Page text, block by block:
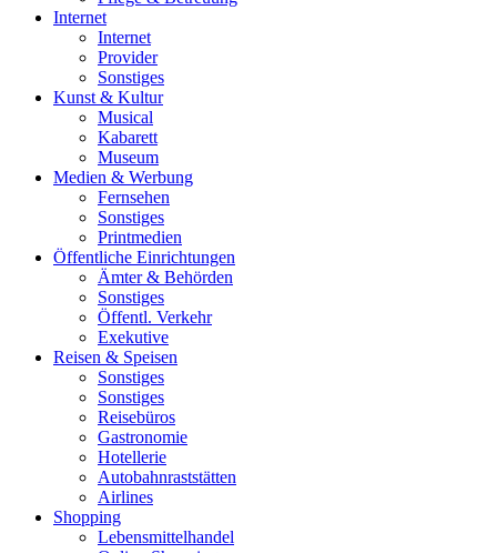
Internet
Internet
Provider
Sonstiges
Kunst & Kultur
Musical
Kabarett
Museum
Medien & Werbung
Fernsehen
Sonstiges
Printmedien
Öffentliche Einrichtungen
Ämter & Behörden
Sonstiges
Öffentl. Verkehr
Exekutive
Reisen & Speisen
Sonstiges
Sonstiges
Reisebüros
Gastronomie
Hotellerie
Autobahnraststätten
Airlines
Shopping
Lebensmittelhandel